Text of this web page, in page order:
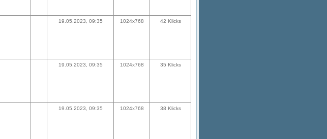
19.05.2023, 09:35 1024x768 42 Klicks
19.05.2023, 09:35 1024x768 35 Klicks
19.05.2023, 09:35 1024x768 38 Klicks